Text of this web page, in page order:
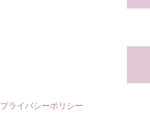
プライバシーポリシー